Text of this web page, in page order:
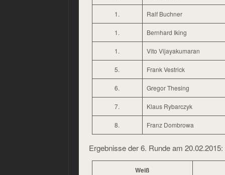
1. Ralf Buchner
1. Bernhard Iking
1. Vito Vijayakumaran
5. Frank Vestrick
6. Gregor Thesing
7. Klaus Rybarczyk
8. Franz Dombrowa
Ergebnisse der 6. Runde am 20.02.2015:
Weiß